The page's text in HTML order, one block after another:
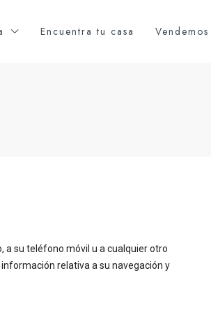
Encuentra tu casa
a su teléfono móvil u a cualquier otro
relativa a su navegación y